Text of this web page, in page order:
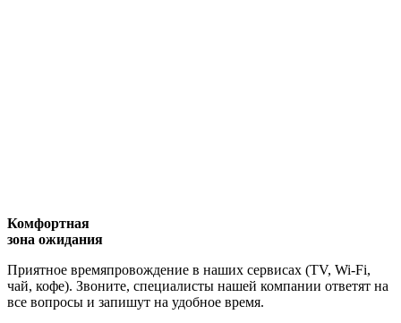
Комфортная
зона ожидания
Приятное времяпровождение в наших сервисах (TV, Wi-Fi,
чай, кофе). Звоните, специалисты нашей компании ответят на
все вопросы и запишут на удобное время.